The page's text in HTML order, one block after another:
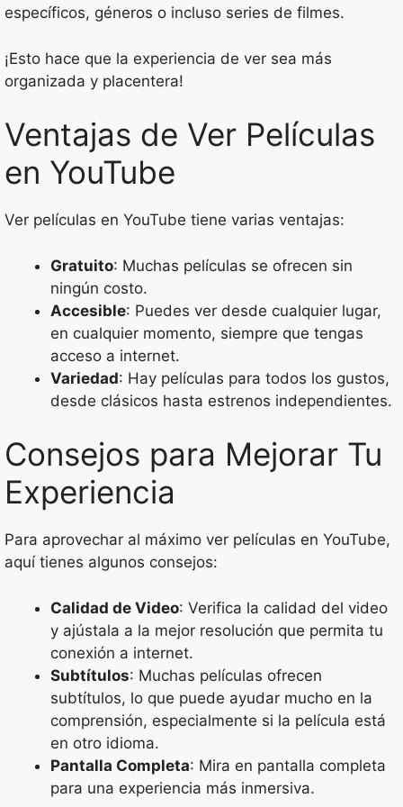
específicos, géneros o incluso series de filmes.
¡Esto hace que la experiencia de ver sea más
organizada y placentera!
Ventajas de Ver Películas
en YouTube
Ver películas en YouTube tiene varias ventajas:
Gratuito: Muchas películas se ofrecen sin
ningún costo.
Accesible: Puedes ver desde cualquier lugar,
en cualquier momento, siempre que tengas
acceso a internet.
Variedad: Hay películas para todos los gustos,
desde clásicos hasta estrenos independientes.
Consejos para Mejorar Tu
Experiencia
Para aprovechar al máximo ver películas en YouTube,
aquí tienes algunos consejos:
Calidad de Video: Verifica la calidad del video
y ajústala a la mejor resolución que permita tu
conexión a internet.
Subtítulos: Muchas películas ofrecen
subtítulos, lo que puede ayudar mucho en la
comprensión, especialmente si la película está
en otro idioma.
Pantalla Completa: Mira en pantalla completa
para una experiencia más inmersiva.